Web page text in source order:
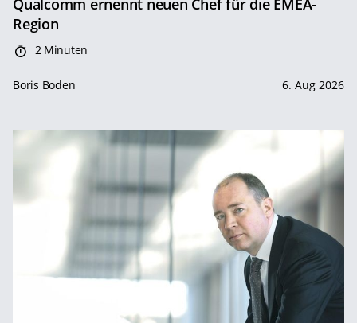
Qualcomm ernennt neuen Chef für die EMEA-
Region
2 Minuten
Boris Boden 6. Aug 2026